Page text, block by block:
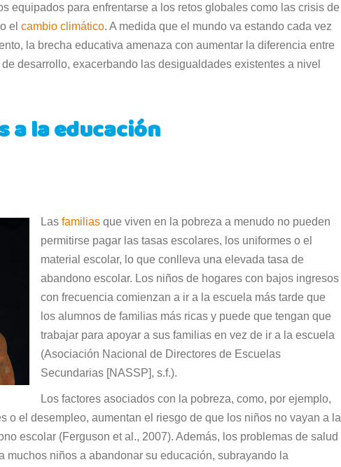
equipados para enfrentarse a los retos globales como las crisis de
el cambio climático. A medida que el mundo va estando cada vez
la brecha educativa amenaza con aumentar la diferencia entre
desarrollo, exacerbando las desigualdades existentes a nivel
a la educación
Las familias que viven en la pobreza a menudo no pueden
permitirse pagar las tasas escolares, los uniformes o el
material escolar, lo que conlleva una elevada tasa de
abandono escolar. Los niños de hogares con bajos ingresos
con frecuencia comienzan a ir a la escuela más tarde que
los alumnos de familias más ricas y puede que tengan que
trabajar para apoyar a sus familias en vez de ir a la escuela
(Asociación Nacional de Directores de Escuelas
Secundarias [NASSP], s.f.).
Los factores asociados con la pobreza, como, por ejemplo,
o el desempleo, aumentan el riesgo de que los niños no vayan a la
escolar (Ferguson et al., 2007). Además, los problemas de salud
muchos niños a abandonar su educación, subrayando la